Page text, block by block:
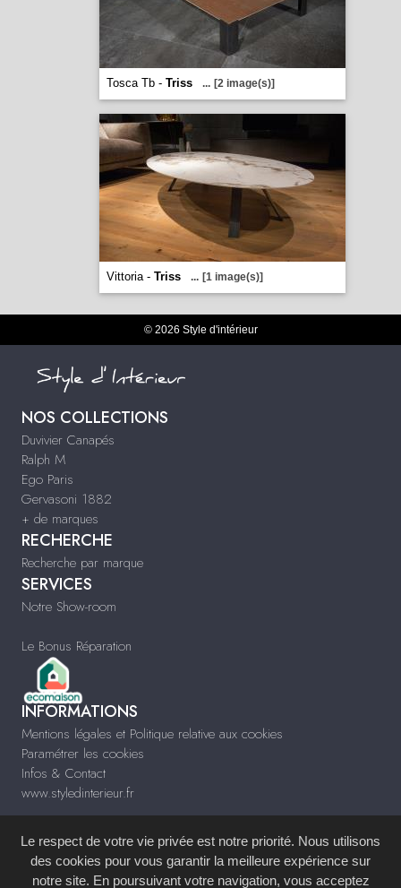
Tosca Tb - Triss ... [2 image(s)]
Vittoria - Triss ... [1 image(s)]
© 2026 Style d'intérieur
NOS COLLECTIONS
Duvivier Canapés
Ralph M
Ego Paris
Gervasoni 1882
+ de marques
RECHERCHE
Recherche par marque
SERVICES
Notre Show-room
Le Bonus Réparation
INFORMATIONS
Mentions légales et Politique relative aux cookies
Paramétrer les cookies
Infos & Contact
www.styledinterieur.fr
Le respect de votre vie privée est notre priorité. Nous utilisons
des cookies pour vous garantir la meilleure expérience sur
notre site. En poursuivant votre navigation, vous acceptez